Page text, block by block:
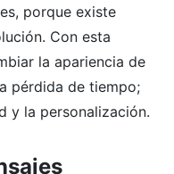
porque existe
Con esta
la apariencia de
pérdida de tiempo;
y la personalización.